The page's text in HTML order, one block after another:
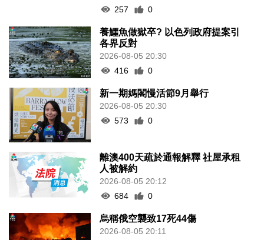
257
0
養鱷魚做獄卒? 以色列政府提案引
各界反對
2026-08-05 20:30
416
0
新一期媽閣慢活節9月舉行
2026-08-05 20:30
573
0
離澳400天疏於通報解釋 社屋承租
人被解約
2026-08-05 20:12
684
0
烏稱俄空襲致17死44傷
2026-08-05 20:11